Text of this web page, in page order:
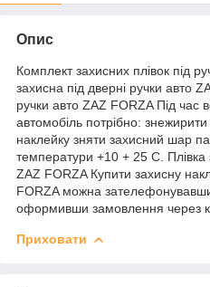
Опис
Комплект захисних плівок під
захисна під дверні ручки авто
ручки авто ZAZ FORZA Під час
автомобіль потрібно:
наклейку зняти захисний шар
температури +10 + 25 С. Плівка
ZAZ FORZA Купити захисну
FORZA можна
оформивши замовлення через
Приховати